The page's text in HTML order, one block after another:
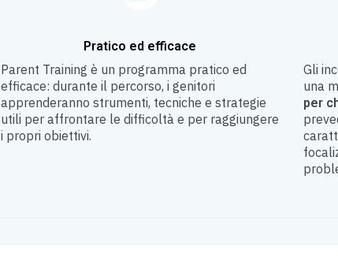
Pratico ed efficace
Parent Training è un programma pratico ed
efficace: durante il percorso, i genitori
apprenderanno strumenti, tecniche e strategie
utili per affrontare le difficoltà e per raggiungere
i propri obiettivi.
Gli
una
per